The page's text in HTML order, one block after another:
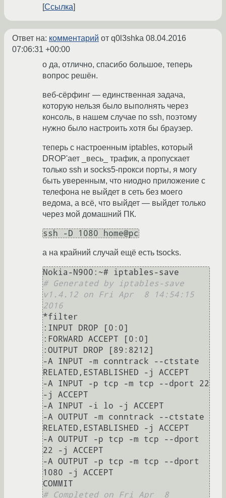
Ссылка
Ответ на: комментарий от q0l3shka 08.04.2016
07:06:31 +00:00
о да, отлично, спасибо большое, теперь
вопрос решён.
веб-сёрфинг — единственная задача,
которую нельзя было выполнять через
консоль, в нашем случае по ssh, поэтому
нужно было настроить хотя бы браузер.
теперь с настроенным iptables, который
DROP'ает _весь_ трафик, а пропускает
только ssh и socks5-прокси порты, я могу
быть уверенным, что ниодно приложение с
телефона не выйдет в сеть без моего
ведома, а всё, что выйдет — выйдет только
через мой домашний ПК.
ssh -D 1080 home@pc
а на крайний случай ещё есть tsocks.
# Generated by iptables-save
v1.4.12 on Fri Apr  8 14:54:15
2016
*filter
:INPUT DROP [0:0]
:FORWARD ACCEPT [0:0]
:OUTPUT DROP [89:8212]
-A INPUT -m conntrack --ctstate
RELATED,ESTABLISHED -j ACCEPT
-A INPUT -p tcp -m tcp --dport 22
-j ACCEPT
-A INPUT -i lo -j ACCEPT
-A OUTPUT -m conntrack --ctstate
RELATED,ESTABLISHED -j ACCEPT
-A OUTPUT -p tcp -m tcp --dport
22 -j ACCEPT
-A OUTPUT -p tcp -m tcp --dport
1080 -j ACCEPT
# Completed on Fri Apr  8